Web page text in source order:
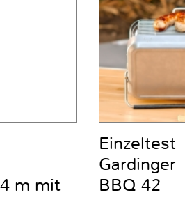
m mit
Einzeltest
Gardinger
BBQ 42